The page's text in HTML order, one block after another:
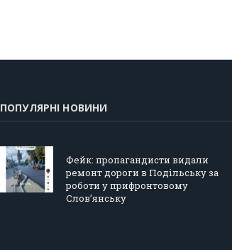
ПОПУЛЯРНІ НОВИНИ
Фейк: пропагандисти видали
ремонт дороги в Подільську за
роботи у прифронтовому
Слов’янську